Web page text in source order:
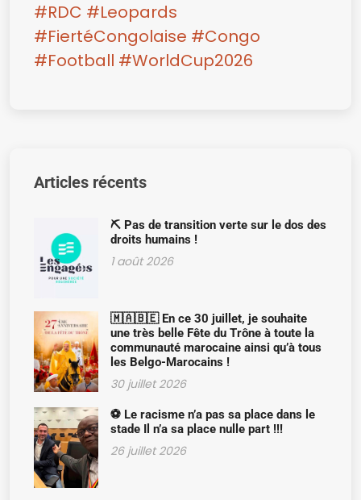
#RDC #Leopards
#FiertéCongolaise #Congo
#Football #WorldCup2026
Articles récents
⛏️ Pas de transition verte sur le dos des
droits humains !
1 août 2026
🇲🇦🇧🇪 En ce 30 juillet, je souhaite
une très belle Fête du Trône à toute la
communauté marocaine ainsi qu’à tous
les Belgo-Marocains !
30 juillet 2026
⚽ Le racisme n’a pas sa place dans le
stade Il n’a sa place nulle part !!!
26 juillet 2026